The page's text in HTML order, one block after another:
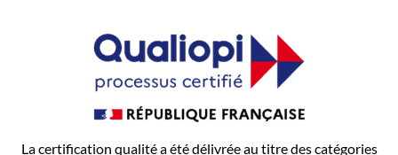
La certification qualité a été délivrée au titre des catégories